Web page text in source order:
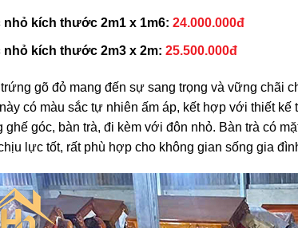
nhỏ kích thước 2m1 x 1m6: 24.000.000đ
nhỏ kích thước 2m3 x 2m: 25.500.000đ
gõ đỏ mang đến sự sang trọng và vững chãi
có màu sắc tự nhiên ấm áp, kết hợp với thiết
ghế góc, bàn trà, đi kèm với đôn nhỏ. Bàn trà có
lực tốt, rất phù hợp cho không gian sống gia